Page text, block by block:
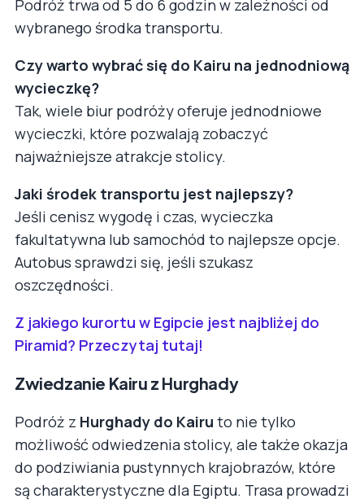
Podróż trwa od 5 do 6 godzin w zależności od
wybranego środka transportu.
Czy warto wybrać się do Kairu na jednodniową
wycieczkę?
Tak, wiele biur podróży oferuje jednodniowe
wycieczki, które pozwalają zobaczyć
najważniejsze atrakcje stolicy.
Jaki środek transportu jest najlepszy?
Jeśli cenisz wygodę i czas, wycieczka
fakultatywna lub samochód to najlepsze opcje.
Autobus sprawdzi się, jeśli szukasz
oszczędności.
Z jakiego kurortu w Egipcie jest najbliżej do
Piramid? Przeczytaj tutaj!
Zwiedzanie Kairu z Hurghady
Podróż z Hurghady do Kairu to nie tylko
możliwość odwiedzenia stolicy, ale także okazja
do podziwiania pustynnych krajobrazów, które
są charakterystyczne dla Egiptu. Trasa prowadzi